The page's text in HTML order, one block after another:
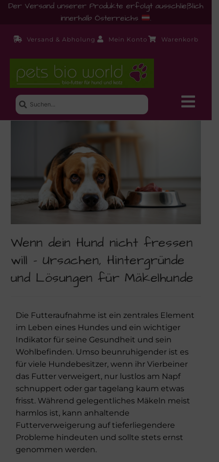
Der Versand unserer Produkte erfolgt ausschließlich
innerhalb Österreichs
.
Versand & Abholung Mein Konto Warenkorb
Neue Produkte
Ernährungsberatung!
Startseite
Über Mich!
Blog
Napf-Wissen!
Terminvereinbarung
Newsletter Anmeldung
Zahlungsinformation
Seealgenmehl-Rechner für Hunde und Katzen #2
Wenn dein Hund nicht fressen
will – Ursachen, Hintergründe
und Lösungen für Mäkelhunde
Die Futteraufnahme ist ein zentrales Element
im Leben eines Hundes und ein wichtiger
Indikator für seine Gesundheit und sein
Wohlbefinden. Umso beunruhigender ist es
für viele Hundebesitzer, wenn ihr Vierbeiner
das Futter verweigert, nur lustlos am Napf
schnuppert oder gar tagelang kaum etwas
frisst. Während gelegentliches Mäkeln meist
harmlos ist, kann anhaltende
Futterverweigerung auf tieferliegendere
Probleme hindeuten und sollte stets ernst
genommen werden.